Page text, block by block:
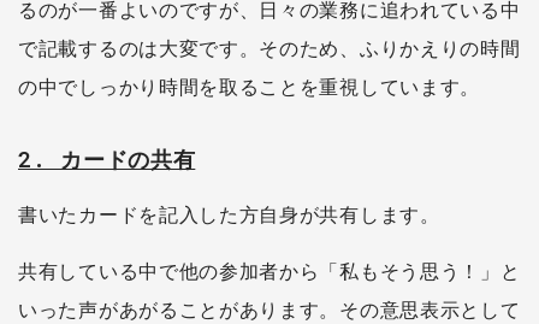
るのが一番よいのですが、日々の業務に追われている中
で記載するのは大変です。そのため、ふりかえりの時間
の中でしっかり時間を取ることを重視しています。
2. カードの共有
書いたカードを記入した方自身が共有します。
共有している中で他の参加者から「私もそう思う！」と
いった声があがることがあります。その意思表示として